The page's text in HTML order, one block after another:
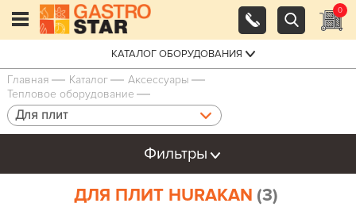
0
КАТАЛОГ ОБОРУДОВАНИЯ
Главная Каталог
Аксессуары
Тепловое оборудование
Для плит
Фильтры
ДЛЯ ПЛИТ HURAKAN (3)